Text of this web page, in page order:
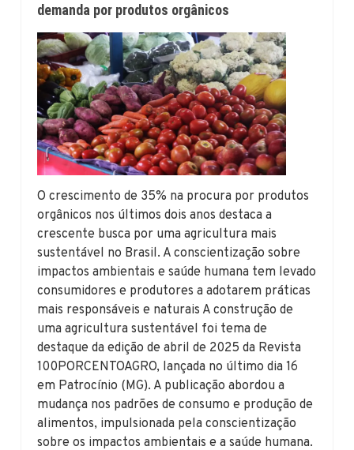
demanda por produtos orgânicos
O crescimento de 35% na procura por produtos
orgânicos nos últimos dois anos destaca a
crescente busca por uma agricultura mais
sustentável no Brasil. A conscientização sobre
impactos ambientais e saúde humana tem levado
consumidores e produtores a adotarem práticas
mais responsáveis e naturais A construção de
uma agricultura sustentável foi tema de
destaque da edição de abril de 2025 da Revista
100PORCENTOAGRO, lançada no último dia 16
em Patrocínio (MG). A publicação abordou a
mudança nos padrões de consumo e produção de
alimentos, impulsionada pela conscientização
sobre os impactos ambientais e a saúde humana.